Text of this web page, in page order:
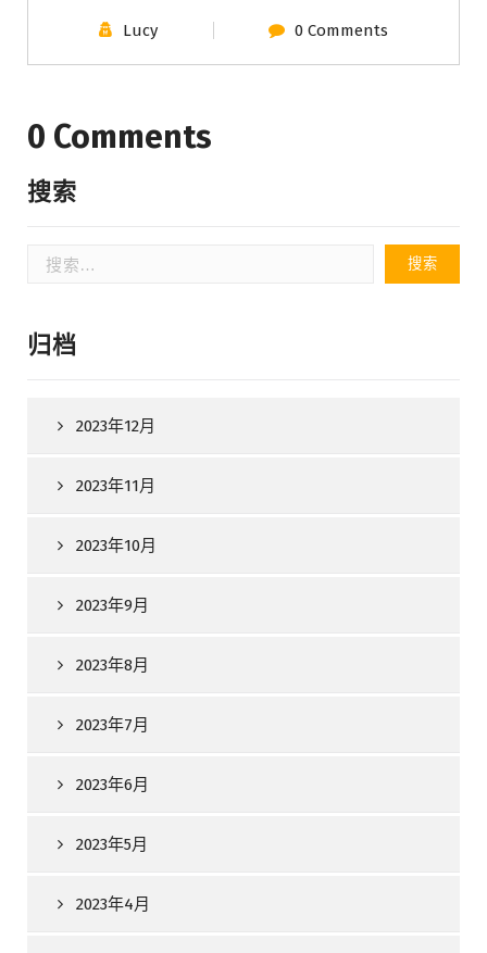
Lucy 0 Comments
0 Comments
搜索
索：
归档
2023年12月
2023年11月
2023年10月
2023年9月
2023年8月
2023年7月
2023年6月
2023年5月
2023年4月